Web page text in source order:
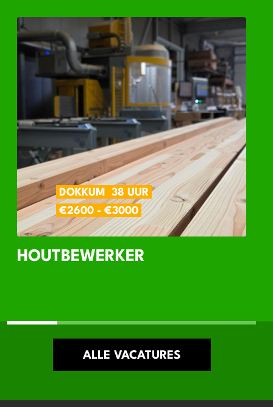
DOKKUM
38 UUR
€2600 - €3000
HOUTBEWERKER
ALLE VACATURES